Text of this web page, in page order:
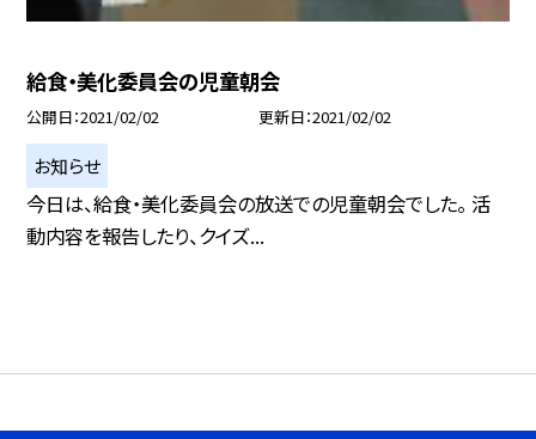
給食・美化委員会の児童朝会
公開日 2021/02/02 更新日 2021/02/02
お知らせ
今日は、給食・美化委員会の放送での児童朝会でした。 活
動内容を報告したり、クイズ...